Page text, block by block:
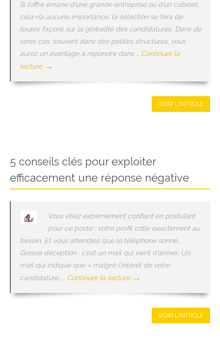
Si l’offre émane d’une grande entreprise ou d’un cabinet,
cela n’a aucune importance, la sélection se fera de
toutes façons sur la globalité des candidatures. Dans de
rares cas, souvent dans des petites structures, vous
aurez un avantage à répondre dans … Continuer la
lecture →
VOIR L'ARTICLE
5 conseils clés pour exploiter
efficacement une réponse négative
Vous étiez extrêmement confiant en postulant
pour ce poste : votre profil colle exactement au
besoin. Et vous attendiez que le téléphone sonne…
Grosse déception : c’est un mail qui vient d’arriver. Un
mail qui indique que « malgré l’intérêt de votre
candidature, … Continuer la lecture →
VOIR L'ARTICLE